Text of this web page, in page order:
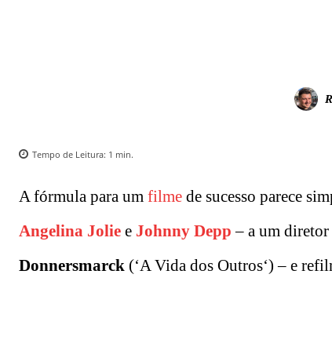
Tempo de Leitura: 1 min.
A fórmula para um filme de sucesso parece
Angelina Jolie e Johnny Depp – a um diretor
Donnersmarck (‘A Vida dos Outros‘) – e